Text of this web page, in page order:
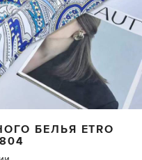
БЕЛЬЯ ETRO